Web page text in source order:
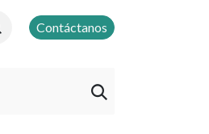
Contáctanos